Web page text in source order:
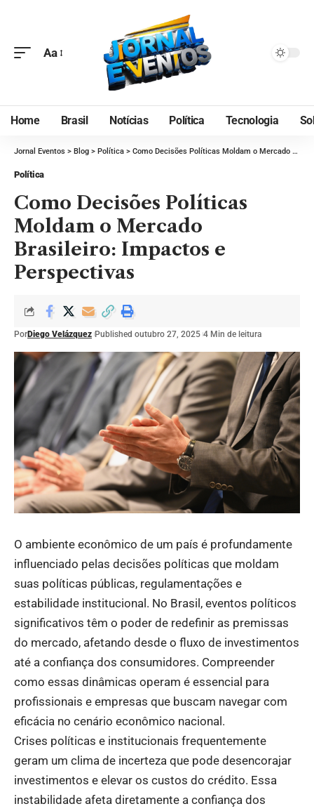
Aa
Home Brasil Notícias Política Tecnologia
Jornal Eventos > Blog > Política > Como Decisões Políticas Moldam o Mercado Brasileiro: Impactos e Perspectivas
Política
Como Decisões Políticas
Moldam o Mercado
Brasileiro: Impactos e
Perspectivas
PorDiego Velázquez Published outubro 27, 2025 4 Min de leitura
O ambiente econômico de um país é profundamente
influenciado pelas decisões políticas que moldam
suas políticas públicas, regulamentações e
estabilidade institucional. No Brasil, eventos políticos
significativos têm o poder de redefinir as premissas
do mercado, afetando desde o fluxo de investimentos
até a confiança dos consumidores. Compreender
como essas dinâmicas operam é essencial para
profissionais e empresas que buscam navegar com
eficácia no cenário econômico nacional.
Crises políticas e institucionais frequentemente
geram um clima de incerteza que pode desencorajar
investimentos e elevar os custos do crédito. Essa
instabilidade afeta diretamente a confiança dos